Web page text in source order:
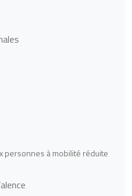
personnes à mobilité réduite